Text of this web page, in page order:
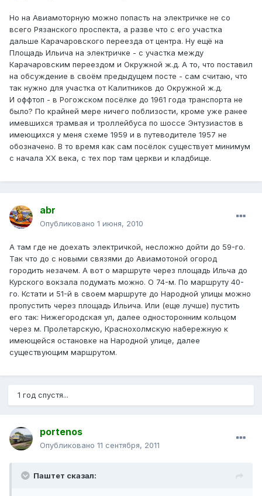
Но на Авиамоторную можно попасть на электричке не со
всего Рязанского проспекта, а разве что с его участка
дальше Карачаровского переезда от центра. Ну ещё на
Площадь Ильича на электричке - с участка между
Карачаровским переездом и Окружной ж.д. А то, что поставил
на обсуждение в своём предыдущем посте - сам считаю, что
так нужно для участка от Калитников до Окружной ж.д.
И оффтоп - в Рогожском посёлке до 1961 года транспорта не
было? По крайней мере ничего поблизости, кроме уже ранее
имевшихся трамвая и троллейбуса по шоссе Энтузиастов в
имеющихся у меня схеме 1959 и в путеводителе 1957 не
обозначено. В то время как сам посёлок существует минимум
с начала ХХ века, с тех пор там церкви и кладбище.
abr
Опубликовано 1 июня, 2010
А там где не доехать электричкой, несложно дойти до 59-го.
Так что до с новыми связями до Авиамотоной огород
городить незачем. А вот о маршруте через площадь Ильча до
Курского вокзала подумать можно. О 74-м. По маршруту 40-
го. Кстати и 51-й в своем маршруте до Народной улицы можно
пропустить через площадь Ильича. Или (еще лучше) пустить
его так: Нижегородская ул, далее односторонним кольцом
через м. Пролетарскую, Краснохолмскую набережную к
имеющейся остановке на Народной улице, далее
существующим маршрутом.
1 год спустя...
portenos
Опубликовано 11 сентября, 2011
Паштет сказал: